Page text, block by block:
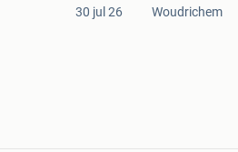
30 jul 26 Woudrichem